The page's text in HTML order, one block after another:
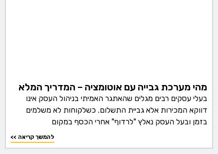
מהי מערכת גבייה עם אוטומציה – המדריך המלא
בעלי עסקים רבים מגלים שהאתגר האמיתי בניהול העסק אינו
דווקא המכירות אלא גביית התשלום. כשלקוחות לא משלמים
בזמן ובעל העסק נאלץ "לרדוף" אחרי הכסף במקום
<< להמשך קריאה